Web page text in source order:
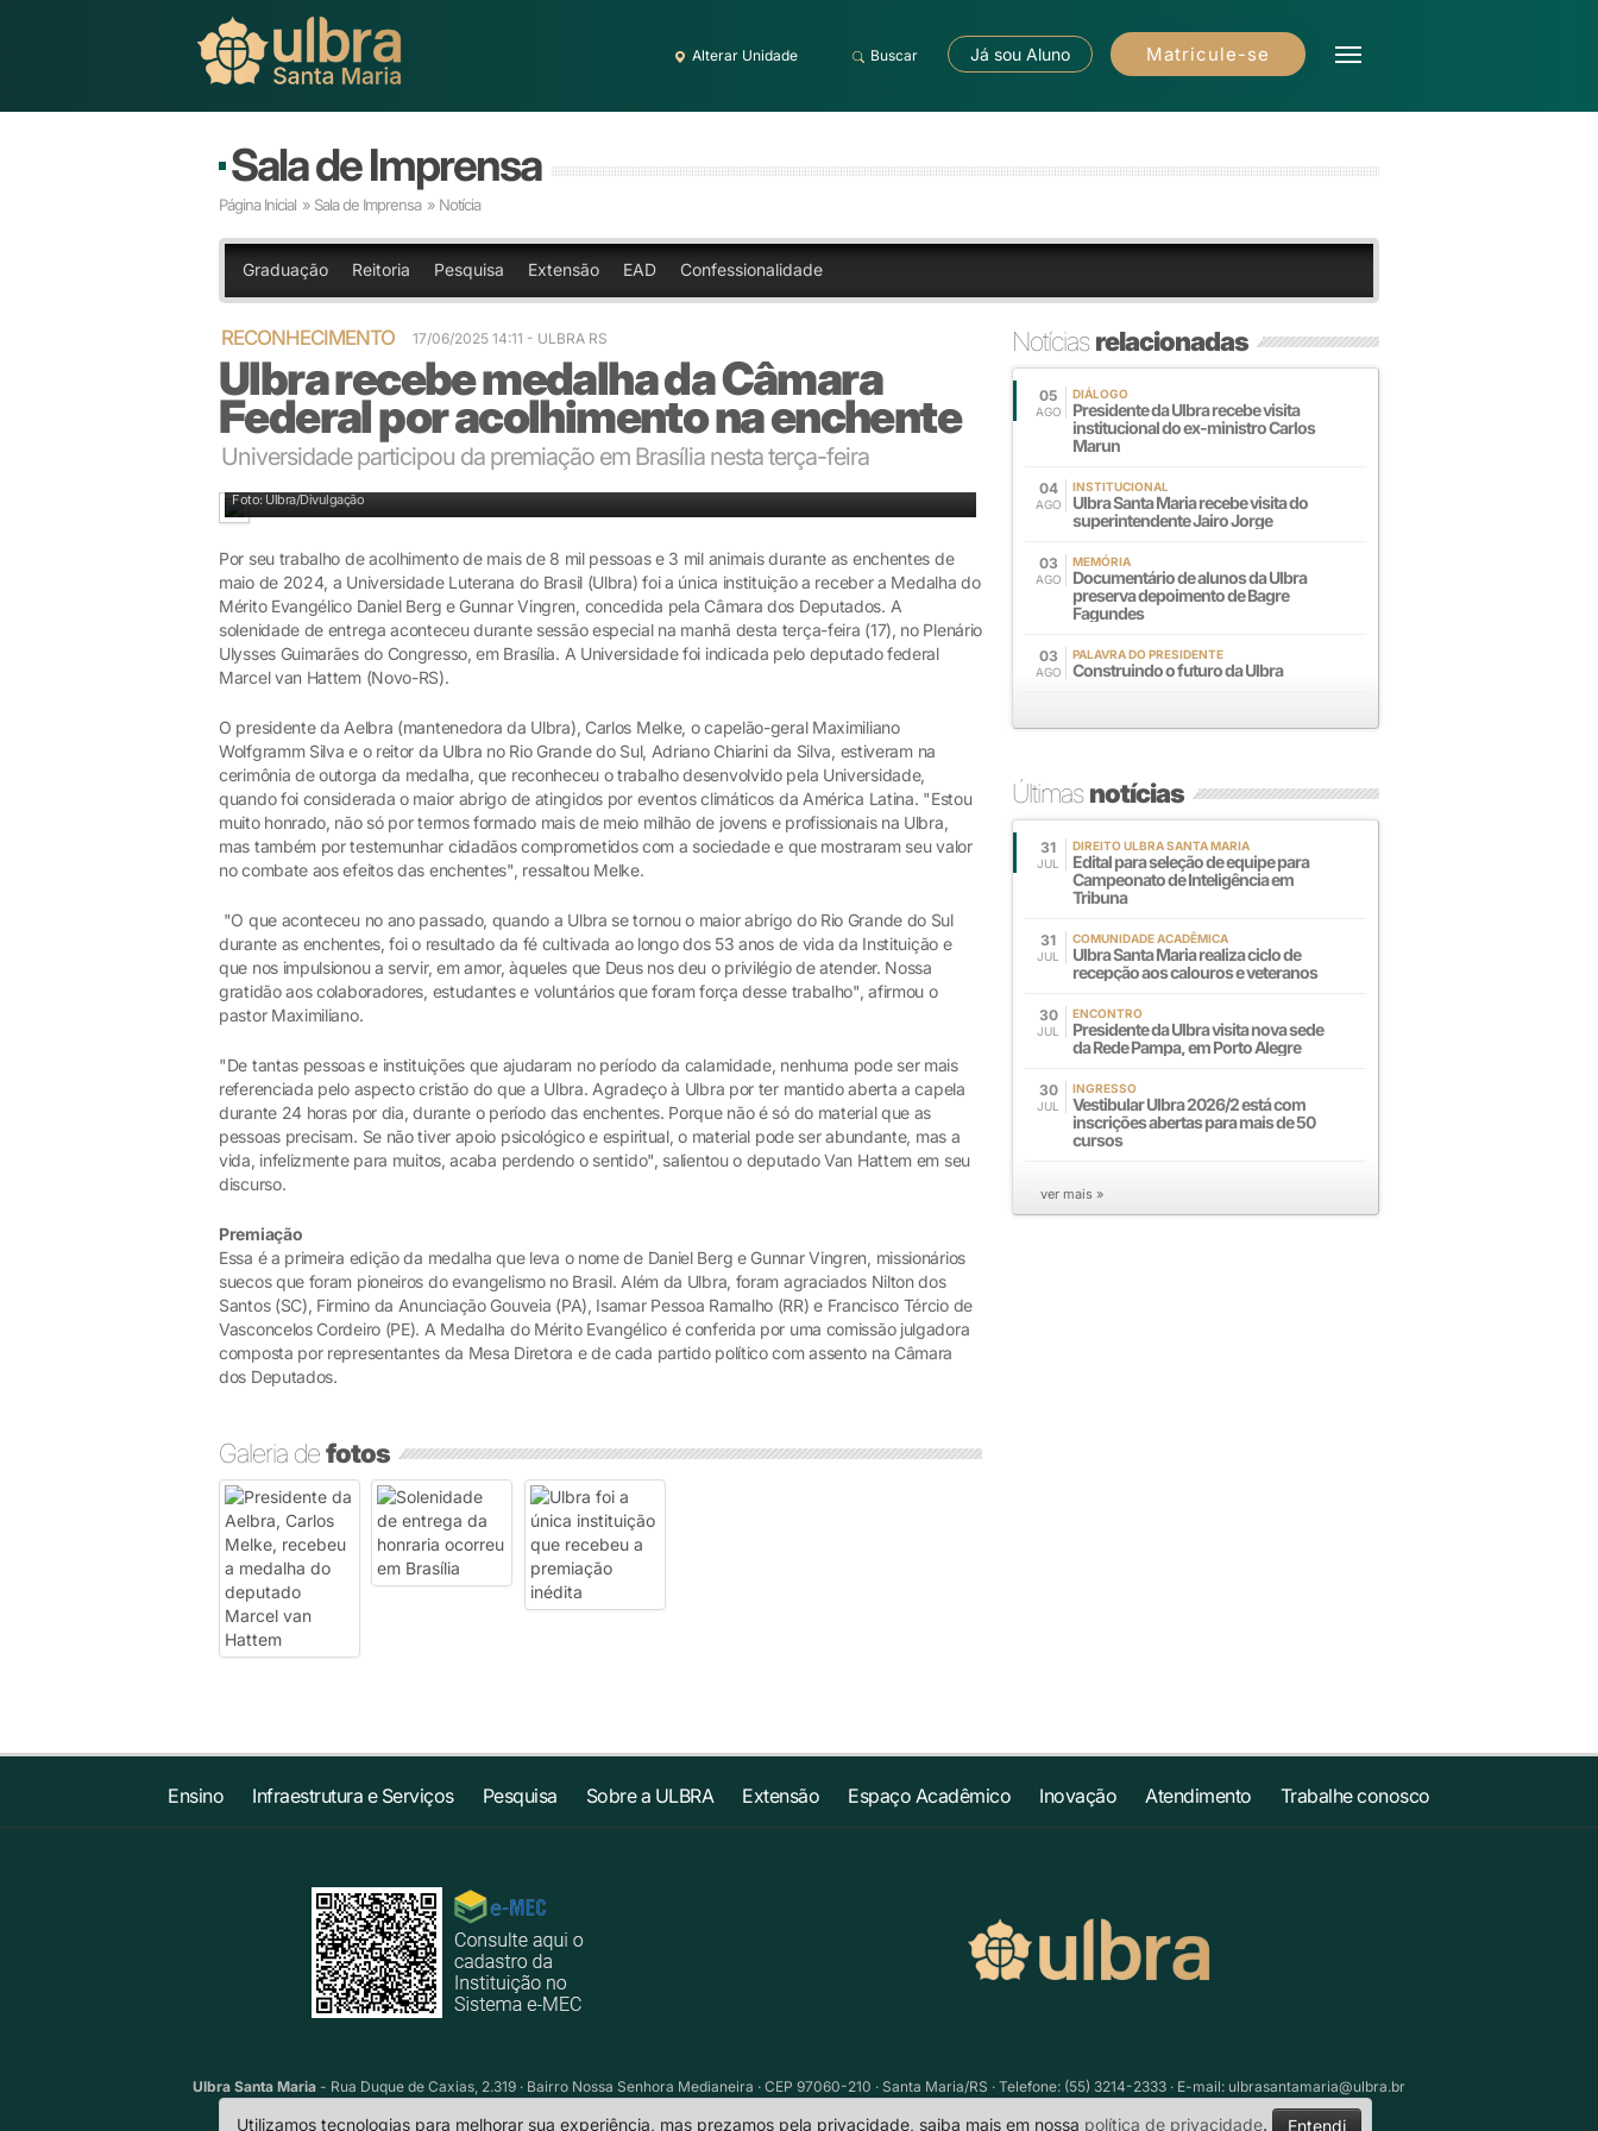
Alterar Unidade Buscar Já sou Aluno Matricule-se
Sala de Imprensa
Página Inicial » Sala de Imprensa » Notícia
Graduação Reitoria Pesquisa Extensão EAD Confessionalidade
RECONHECIMENTO 17/06/2025 14:11 - ULBRA RS
Ulbra recebe medalha da Câmara
Federal por acolhimento na enchente
Universidade participou da premiação em Brasília nesta terça-feira
Foto: Ulbra/Divulgação
Por seu trabalho de acolhimento de mais de 8 mil pessoas e 3 mil animais durante as enchentes de
maio de 2024, a Universidade Luterana do Brasil (Ulbra) foi a única instituição a receber a Medalha do
Mérito Evangélico Daniel Berg e Gunnar Vingren, concedida pela Câmara dos Deputados. A
solenidade de entrega aconteceu durante sessão especial na manhã desta terça-feira (17), no Plenário
Ulysses Guimarães do Congresso, em Brasília. A Universidade foi indicada pelo deputado federal
Marcel van Hattem (Novo-RS).
O presidente da Aelbra (mantenedora da Ulbra), Carlos Melke, o capelão-geral Maximiliano
Wolfgramm Silva e o reitor da Ulbra no Rio Grande do Sul, Adriano Chiarini da Silva, estiveram na
cerimônia de outorga da medalha, que reconheceu o trabalho desenvolvido pela Universidade,
quando foi considerada o maior abrigo de atingidos por eventos climáticos da América Latina. "Estou
muito honrado, não só por termos formado mais de meio milhão de jovens e profissionais na Ulbra,
mas também por testemunhar cidadãos comprometidos com a sociedade e que mostraram seu valor
no combate aos efeitos das enchentes", ressaltou Melke.
"O que aconteceu no ano passado, quando a Ulbra se tornou o maior abrigo do Rio Grande do Sul
durante as enchentes, foi o resultado da fé cultivada ao longo dos 53 anos de vida da Instituição e
que nos impulsionou a servir, em amor, àqueles que Deus nos deu o privilégio de atender. Nossa
gratidão aos colaboradores, estudantes e voluntários que foram força desse trabalho", afirmou o
pastor Maximiliano.
"De tantas pessoas e instituições que ajudaram no período da calamidade, nenhuma pode ser mais
referenciada pelo aspecto cristão do que a Ulbra. Agradeço à Ulbra por ter mantido aberta a capela
durante 24 horas por dia, durante o período das enchentes. Porque não é só do material que as
pessoas precisam. Se não tiver apoio psicológico e espiritual, o material pode ser abundante, mas a
vida, infelizmente para muitos, acaba perdendo o sentido", salientou o deputado Van Hattem em seu
discurso.
Premiação
Essa é a primeira edição da medalha que leva o nome de Daniel Berg e Gunnar Vingren, missionários
suecos que foram pioneiros do evangelismo no Brasil. Além da Ulbra, foram agraciados Nilton dos
Santos (SC), Firmino da Anunciação Gouveia (PA), Isamar Pessoa Ramalho (RR) e Francisco Tércio de
Vasconcelos Cordeiro (PE). A Medalha do Mérito Evangélico é conferida por uma comissão julgadora
composta por representantes da Mesa Diretora e de cada partido político com assento na Câmara
dos Deputados.
Galeria defotos
Notíciasrelacionadas
05
AGO
DIÁLOGO
Presidente da Ulbra recebe visita
institucional do ex-ministro Carlos
Marun
04
AGO
INSTITUCIONAL
Ulbra Santa Maria recebe visita do
superintendente Jairo Jorge
03
AGO
MEMÓRIA
Documentário de alunos da Ulbra
preserva depoimento de Bagre
Fagundes
03
AGO
PALAVRA DO PRESIDENTE
Construindo o futuro da Ulbra
Últimasnotícias
31
JUL
DIREITO ULBRA SANTA MARIA
Edital para seleção de equipe para
Campeonato de Inteligência em
Tribuna
31
JUL
COMUNIDADE ACADÊMICA
Ulbra Santa Maria realiza ciclo de
recepção aos calouros e veteranos
30
JUL
ENCONTRO
Presidente da Ulbra visita nova sede
da Rede Pampa, em Porto Alegre
30
JUL
INGRESSO
Vestibular Ulbra 2026/2 está com
inscrições abertas para mais de 50
cursos
ver mais »
Ensino Infraestrutura e Serviços Pesquisa Sobre a ULBRA Extensão Espaço Acadêmico Inovação Atendimento Trabalhe conosco
Ulbra Santa Maria - Rua Duque de Caxias, 2.319 · Bairro Nossa Senhora Medianeira · CEP 97060-210 · Santa Maria/RS · Telefone: (55) 3214-2333 · E-mail: ulbrasantamaria@ulbra.br
Utilizamos tecnologias para melhorar sua experiência, mas prezamos pela privacidade, saiba mais em nossa política de privacidade. Entendi